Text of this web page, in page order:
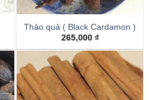
Thảo quả ( Black Cardamon )
265,000 ₫